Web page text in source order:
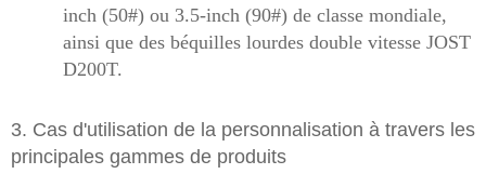
inch (50#) ou 3.5-inch (90#) de classe mondiale,
ainsi que des béquilles lourdes double vitesse JOST
D200T.
3. Cas d'utilisation de la personnalisation à travers les
principales gammes de produits